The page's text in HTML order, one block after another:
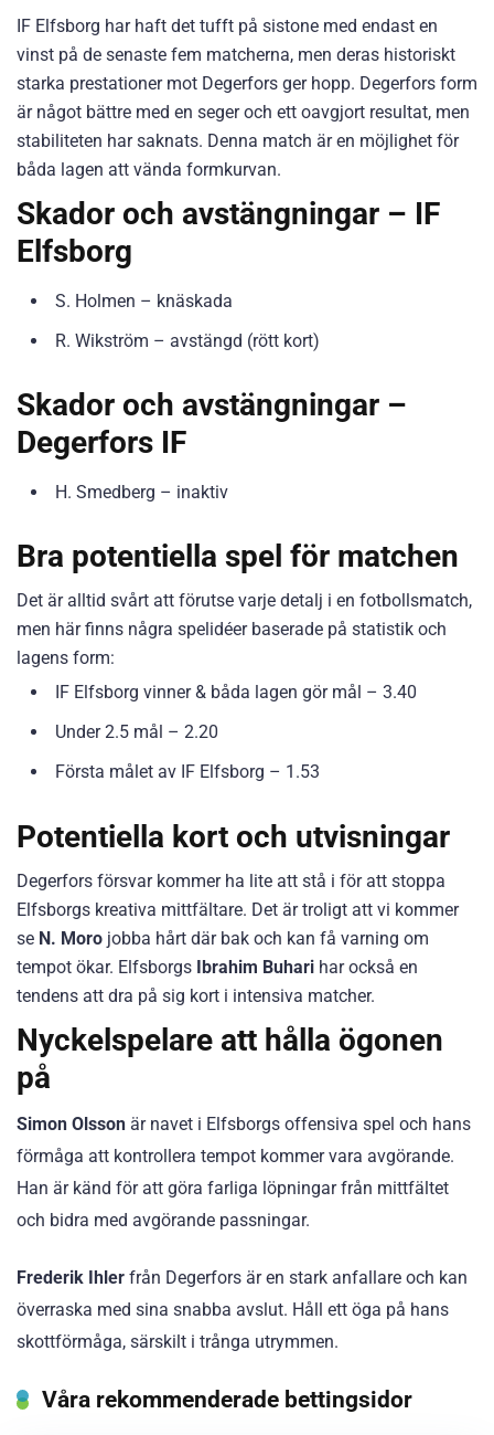
IF Elfsborg har haft det tufft på sistone med endast en
vinst på de senaste fem matcherna, men deras historiskt
starka prestationer mot Degerfors ger hopp. Degerfors form
är något bättre med en seger och ett oavgjort resultat, men
stabiliteten har saknats. Denna match är en möjlighet för
båda lagen att vända formkurvan.
Skador och avstängningar – IF
Elfsborg
S. Holmen – knäskada
R. Wikström – avstängd (rött kort)
Skador och avstängningar –
Degerfors IF
H. Smedberg – inaktiv
Bra potentiella spel för matchen
Det är alltid svårt att förutse varje detalj i en fotbollsmatch,
men här finns några spelidéer baserade på statistik och
lagens form:
IF Elfsborg vinner & båda lagen gör mål – 3.40
Under 2.5 mål – 2.20
Första målet av IF Elfsborg – 1.53
Potentiella kort och utvisningar
Degerfors försvar kommer ha lite att stå i för att stoppa
Elfsborgs kreativa mittfältare. Det är troligt att vi kommer
se N. Moro jobba hårt där bak och kan få varning om
tempot ökar. Elfsborgs Ibrahim Buhari har också en
tendens att dra på sig kort i intensiva matcher.
Nyckelspelare att hålla ögonen
på
Simon Olsson är navet i Elfsborgs offensiva spel och hans
förmåga att kontrollera tempot kommer vara avgörande.
Han är känd för att göra farliga löpningar från mittfältet
och bidra med avgörande passningar.
Frederik Ihler från Degerfors är en stark anfallare och kan
överraska med sina snabba avslut. Håll ett öga på hans
skottförmåga, särskilt i trånga utrymmen.
Våra rekommenderade bettingsidor